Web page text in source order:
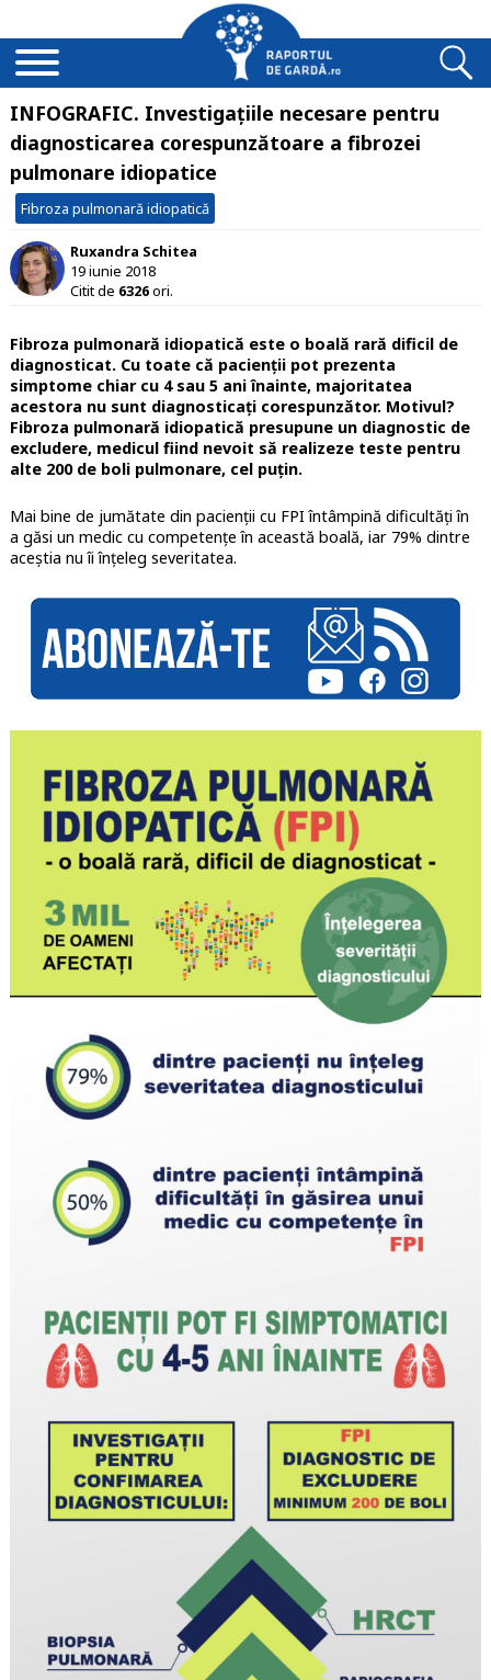
INFOGRAFIC. Investigațiile necesare pentru
diagnosticarea corespunzătoare a fibrozei
pulmonare idiopatice
Fibroza pulmonară idiopatică
Ruxandra Schitea
19 iunie 2018
Citit de 6326ori.
Fibroza pulmonară idiopatică este o boală rară dificil de
diagnosticat. Cu toate că pacienții pot prezenta
simptome chiar cu 4 sau 5 ani înainte, majoritatea
acestora nu sunt diagnosticați corespunzător. Motivul?
Fibroza pulmonară idiopatică presupune un diagnostic de
excludere, medicul fiind nevoit să realizeze teste pentru
alte 200 de boli pulmonare, cel puțin.
Mai bine de jumătate din pacienții cu FPI întâmpină dificultăți în
a găsi un medic cu competențe în această boală, iar 79% dintre
aceștia nu îi înțeleg severitatea.